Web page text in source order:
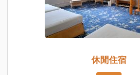
休閒住宿